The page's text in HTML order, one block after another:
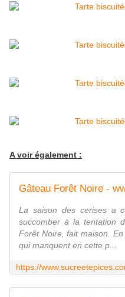
A voir également :
Gâteau Forêt Noire -
La saison des cerises a
succomber à la tentation
Forêt Noire, fait maison.
qui manquent en cette p...